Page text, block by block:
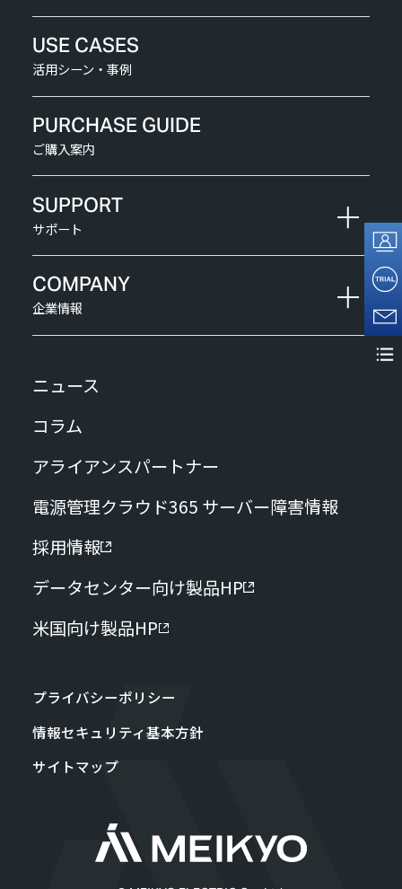
USE CASES
活用シーン・事例
PURCHASE GUIDE
ご購入案内
SUPPORT
サポート
COMPANY
企業情報
ニュース
コラム
アライアンスパートナー
電源管理クラウド365 サーバー障害情報
採用情報
データセンター向け製品HP
米国向け製品HP
プライバシーポリシー
情報セキュリティ基本方針
サイトマップ